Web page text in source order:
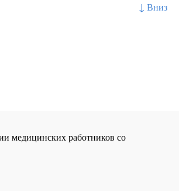
↓ Вниз
медицинских работников со